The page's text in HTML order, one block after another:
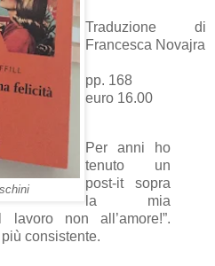
Traduzione di
Francesca Novajra
pp. 168
euro 16.00
Per anni ho
tenuto un
post-it sopra
la mia
lavoro non all’amore!”.
consistente.